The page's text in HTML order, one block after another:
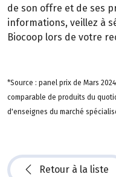
de son offre et de ses
informations, veillez à
Biocoop lors de votre
*Source : panel prix de Mars
comparable de produits du
d'enseignes du marché
Retour à la liste